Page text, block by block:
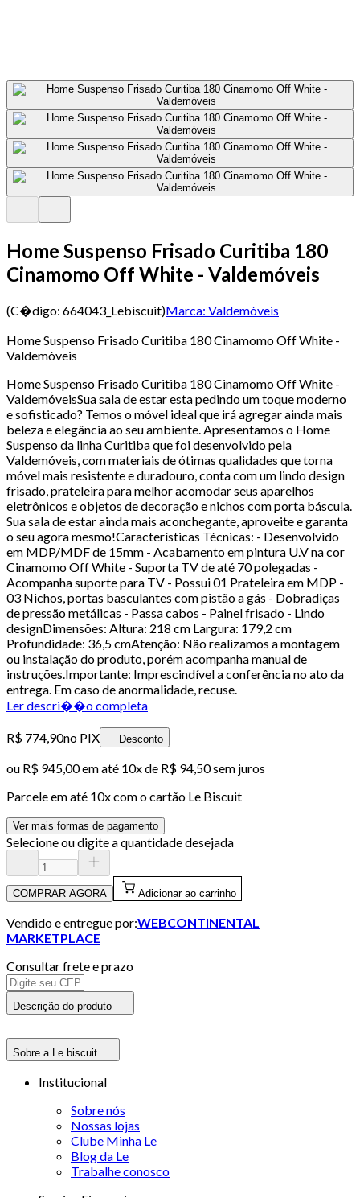
Home Suspenso Frisado Curitiba 180
Cinamomo Off White - Valdemóveis
(C�digo: 664043_Lebiscuit)Marca: Valdemóveis
Home Suspenso Frisado Curitiba 180 Cinamomo Off White -
Valdemóveis
Home Suspenso Frisado Curitiba 180 Cinamomo Off White -
ValdemóveisSua sala de estar esta pedindo um toque moderno
e sofisticado? Temos o móvel ideal que irá agregar ainda mais
beleza e elegância ao seu ambiente. Apresentamos o Home
Suspenso da linha Curitiba que foi desenvolvido pela
Valdemóveis, com materiais de ótimas qualidades que torna
móvel mais resistente e duradouro, conta com um lindo design
frisado, prateleira para melhor acomodar seus aparelhos
eletrônicos e objetos de decoração e nichos com porta báscula.
Sua sala de estar ainda mais aconchegante, aproveite e garanta
o seu agora mesmo!Características Técnicas: - Desenvolvido
em MDP/MDF de 15mm - Acabamento em pintura U.V na cor
Cinamomo Off White - Suporta TV de até 70 polegadas -
Acompanha suporte para TV - Possui 01 Prateleira em MDP -
03 Nichos, portas basculantes com pistão a gás - Dobradiças
de pressão metálicas - Passa cabos - Painel frisado - Lindo
designDimensões: Altura: 218 cm Largura: 179,2 cm
Profundidade: 36,5 cmAtenção: Não realizamos a montagem
ou instalação do produto, porém acompanha manual de
instruções.Importante: Imprescindível a conferência no ato da
entrega. Em caso de anormalidade, recuse.
Ler descri��o completa
R$ 774,90no PIX Desconto
ou R$ 945,00em até 10x de R$ 94,50 sem juros
Parcele em até 10x com o cartão Le Biscuit
Ver mais formas de pagamento
Selecione ou digite a quantidade desejada
COMPRAR AGORA Adicionar ao carrinho
Vendido e entregue por:WEBCONTINENTAL
MARKETPLACE
Consultar frete e prazo
Descrição do produto
Sobre a Le biscuit
Institucional
Sobre nós
Nossas lojas
Clube Minha Le
Blog da Le
Trabalhe conosco